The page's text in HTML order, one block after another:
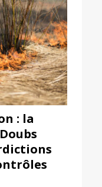
: la